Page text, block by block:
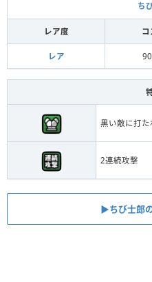
ち
レア度 コ
レア
黒い敵に打た
2連続攻撃
▶︎ちび士郎